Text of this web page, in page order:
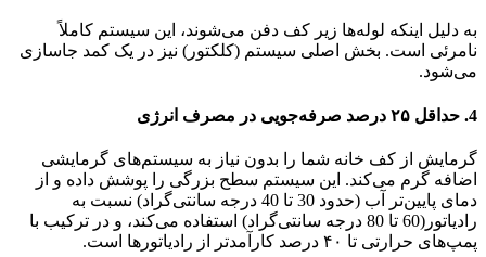
به دلیل اینکه لوله‌ها زیر کف دفن می‌شوند، این سیستم کاملاً
نامرئی است. بخش اصلی سیستم (کلکتور) نیز در یک کمد جاسازی
می‌شود.
4. حداقل ۲۵ درصد صرفه‌جویی در مصرف انرژی
گرمایش از کف خانه شما را بدون نیاز به سیستم‌های گرمایشی
اضافه گرم می‌کند. این سیستم سطح بزرگی را پوشش داده و از
دمای پایین‌تر آب (حدود 30 تا 40 درجه سانتی‌گراد) نسبت به
رادیاتور(60 تا 80 درجه سانتی‌گراد) استفاده می‌کند، و در ترکیب با
پمپ‌های حرارتی تا ۴۰ درصد کارآمدتر از رادیاتورها است.